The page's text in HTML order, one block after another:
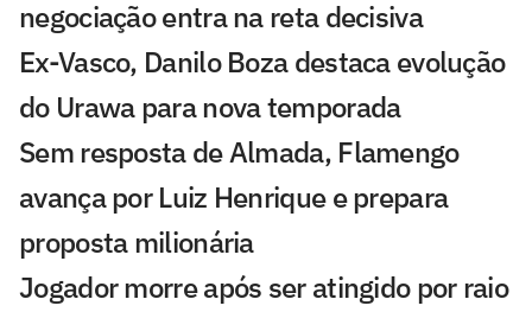
negociação entra na reta decisiva
Ex-Vasco, Danilo Boza destaca evolução
do Urawa para nova temporada
Sem resposta de Almada, Flamengo
avança por Luiz Henrique e prepara
proposta milionária
Jogador morre após ser atingido por raio